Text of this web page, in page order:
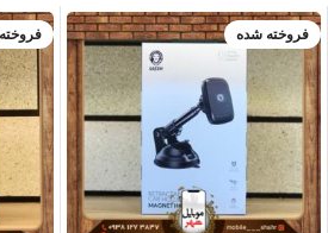
فروخته شده